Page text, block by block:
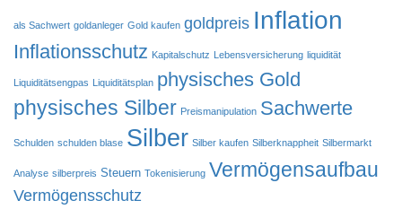
als Sachwert goldanleger Gold kaufen goldpreis Inflation
Inflationsschutz Kapitalschutz Lebensversicherung liquidität
Liquiditätsengpas Liquiditätsplan physisches Gold
physisches Silber Preismanipulation Sachwerte
Schulden schulden blase Silber Silber kaufen Silberknappheit Silbermarkt
Analyse silberpreis Steuern Tokenisierung Vermögensaufbau
Vermögensschutz